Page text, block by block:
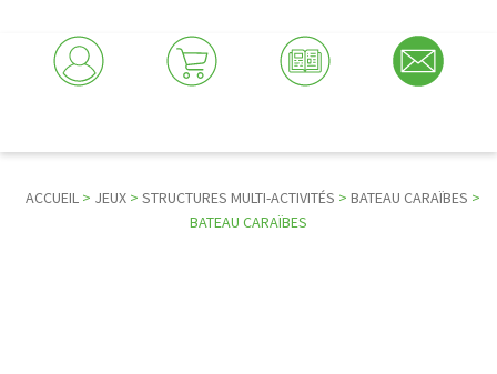
ACCUEIL> JEUX> STRUCTURES MULTI-ACTIVITÉS > BATEAU CARAÏBES >
BATEAU CARAÏBES